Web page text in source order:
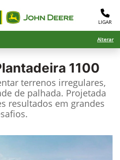
LIGAR
Alterar
1100
terrenos irregulares,
de palhada. Projetada
resultados em grandes